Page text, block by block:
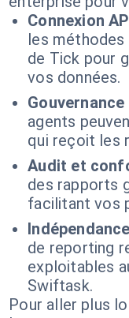
Connexion
les
de Tick pour
vos données.
agents
qui reçoit les
Audit et
des rapports
facilitant vos
de reporting
exploitables
Swiftask.
Pour aller plus